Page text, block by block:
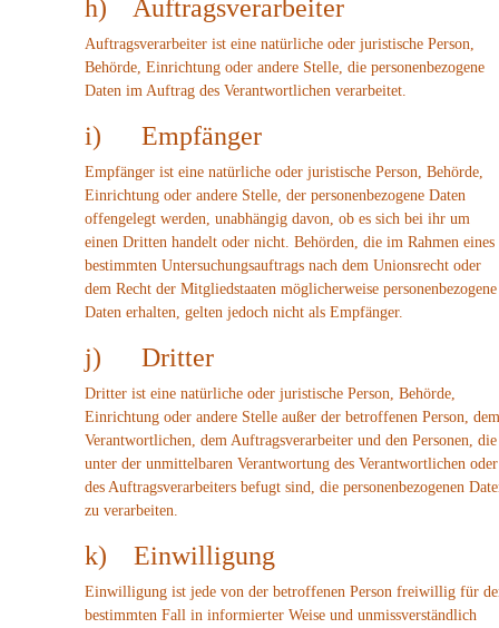
h) Auftragsverarbeiter
Auftragsverarbeiter ist eine natürliche oder juristische Person,
Behörde, Einrichtung oder andere Stelle, die personenbezogene
Daten im Auftrag des Verantwortlichen verarbeitet.
i) Empfänger
Empfänger ist eine natürliche oder juristische Person, Behörde,
Einrichtung oder andere Stelle, der personenbezogene Daten
offengelegt werden, unabhängig davon, ob es sich bei ihr um
einen Dritten handelt oder nicht. Behörden, die im Rahmen eines
bestimmten Untersuchungsauftrags nach dem Unionsrecht oder
dem Recht der Mitgliedstaaten möglicherweise personenbezogene
Daten erhalten, gelten jedoch nicht als Empfänger.
j) Dritter
Dritter ist eine natürliche oder juristische Person, Behörde,
Einrichtung oder andere Stelle außer der betroffenen Person, dem
Verantwortlichen, dem Auftragsverarbeiter und den Personen, die
unter der unmittelbaren Verantwortung des Verantwortlichen oder
des Auftragsverarbeiters befugt sind, die personenbezogenen
zu verarbeiten.
k) Einwilligung
Einwilligung ist jede von der betroffenen Person freiwillig für
bestimmten Fall in informierter Weise und unmissverständlich